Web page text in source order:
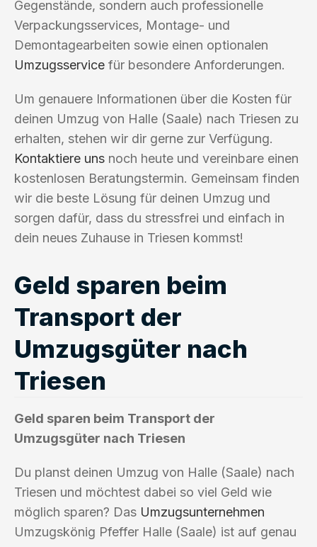
Gegenstände, sondern auch professionelle
Verpackungsservices, Montage- und
Demontagearbeiten sowie einen optionalen
Umzugsservice für besondere Anforderungen.
Um genauere Informationen über die Kosten für
deinen Umzug von Halle (Saale) nach Triesen zu
erhalten, stehen wir dir gerne zur Verfügung.
Kontaktiere uns noch heute und vereinbare einen
kostenlosen Beratungstermin. Gemeinsam finden
wir die beste Lösung für deinen Umzug und
sorgen dafür, dass du stressfrei und einfach in
dein neues Zuhause in Triesen kommst!
Geld sparen beim
Transport der
Umzugsgüter nach
Triesen
Geld sparen beim Transport der
Umzugsgüter nach Triesen
Du planst deinen Umzug von Halle (Saale) nach
Triesen und möchtest dabei so viel Geld wie
möglich sparen? Das Umzugsunternehmen
Umzugskönig Pfeffer Halle (Saale) ist auf genau